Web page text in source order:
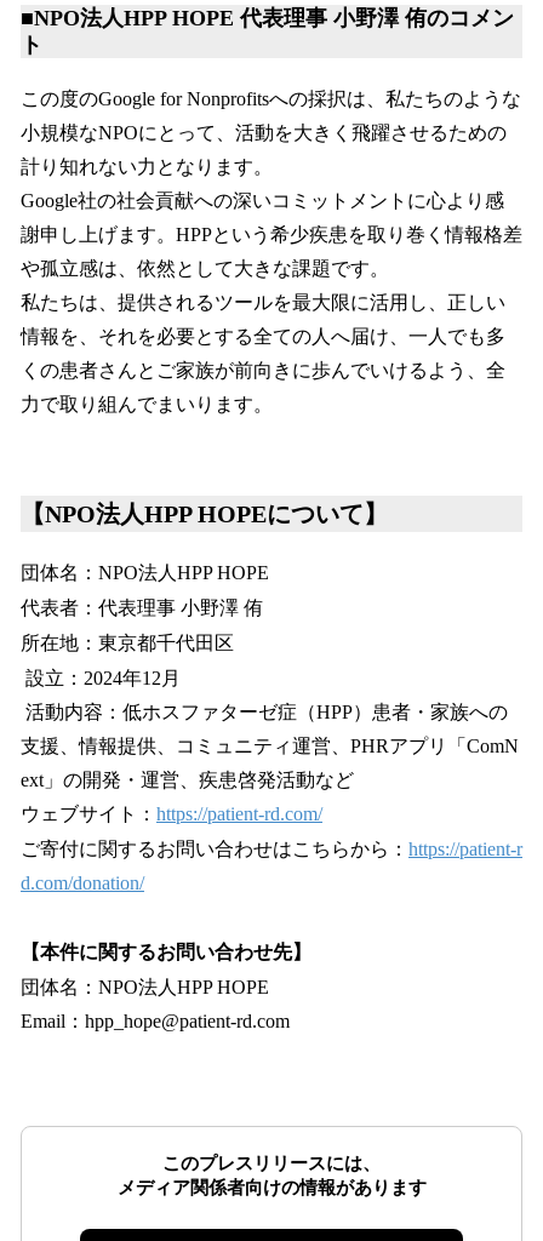
■NPO法人HPP HOPE 代表理事 小野澤 侑のコメン
ト
この度のGoogle for Nonprofitsへの採択は、私たちのような
小規模なNPOにとって、活動を大きく飛躍させるための
計り知れない力となります。
Google社の社会貢献への深いコミットメントに心より感
謝申し上げます。HPPという希少疾患を取り巻く情報格差
や孤立感は、依然として大きな課題です。
私たちは、提供されるツールを最大限に活用し、正しい
情報を、それを必要とする全ての人へ届け、一人でも多
くの患者さんとご家族が前向きに歩んでいけるよう、全
力で取り組んでまいります。
【NPO法人HPP HOPEについて】
団体名：NPO法人HPP HOPE
代表者：代表理事 小野澤 侑
所在地：東京都千代田区
設立：2024年12月
活動内容：低ホスファターゼ症（HPP）患者・家族への
支援、情報提供、コミュニティ運営、PHRアプリ「ComN
ext」の開発・運営、疾患啓発活動など
ウェブサイト： https://patient-rd.com/
ご寄付に関するお問い合わせはこちらから： https://patient-r
d.com/donation/
【本件に関するお問い合わせ先】
団体名：NPO法人HPP HOPE
Email：hpp_hope@patient-rd.com
このプレスリリースには、
メディア関係者向けの情報があります